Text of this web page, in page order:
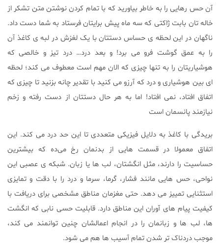
آن حس رهایی را به خاطر بیاورید که با تمام کردن نوشتن متن تشکر از
خاله تان بابت ژاکتی که سه ماه پیش برایتان فرستاد به شما دست داد.
ناگهان در این لحظه ی حساس دستتان با یک لغزش در لبه ی کاغذ آن
را به عمق گوشت فرو می برد! و بعد درد… درد تیز و خالصی که
هوشیاریتان را به تنها چیزی که الان مهم است معطوف می کند؛ لحظه
ای بین هوشیاری و درد که آرزو می کنید با تقدیر چانه بزنید تا چیزی که
اتفاق افتاد، نمی افتاد! اما به هر حال دستتان از دست رفته و زخم
نیازمند پانسمان است
بریدگی با کاغذ به دلایل فیزیکی متعددی تا این حد درد می کند. این
اتفاق معمولا در قسمت هایی از بدنمان رخ می‌ده که بیشترین
حساسیت را دارند، مثل انگشتان، لب ها یا زبان. شبکه ی عصبی این
نواحی، حس هایی مانند فشار، گرما، سرما و درد را با دقت و تمایزی
استثنایی تمییز می دهد. حتی مغزمان مناطق مشخصی برای دریافت با
کیفیت پیام های آوران این مناطق دارد. قابلیت حسی نابی که انگشت
ها، لب ها و زبانمان را در انجام اعمالشان چنین توانمند می کند،
موجب دردناک تر شدن تمام آسیب ها هم می شود.